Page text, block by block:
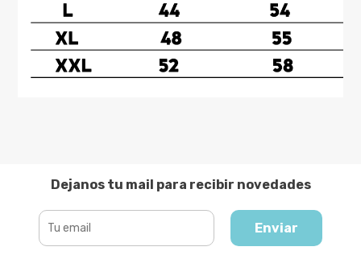
Dejanos tu mail para recibir novedades
Enviar